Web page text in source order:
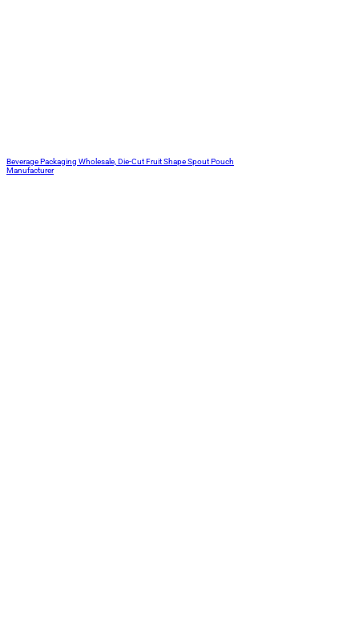
Beverage Packaging Wholesale, Die-Cut Fruit Shape Spout Pouch
Manufacturer